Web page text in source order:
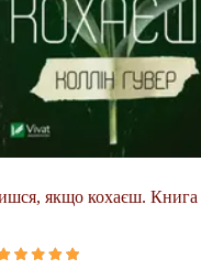
якщо кохаєш. Книга